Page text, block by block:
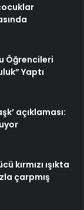
Öğrencileri
Yaptı
açıklaması:
kırmızı ışıkta
çarpmış